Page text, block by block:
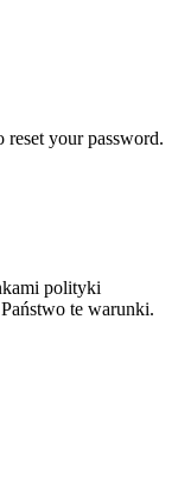
reset your password.
polityki
te warunki.